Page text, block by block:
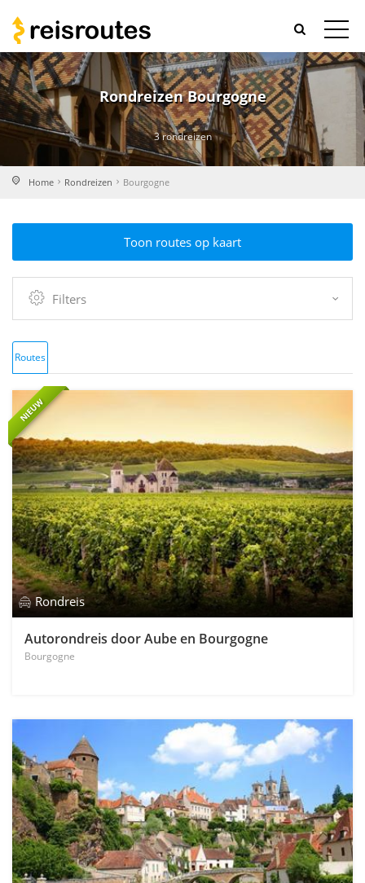
Rondreizen Bourgogne
3 rondreizen
Home Rondreizen Bourgogne
Toon routes op kaart
Filters
Routes
NIEUW
Rondreis
Autorondreis door Aube en Bourgogne
Bourgogne